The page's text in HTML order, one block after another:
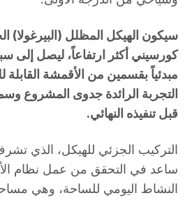
سيكون الهيكل المظلل (البيرغولا)
كورسيني أكثر ارتفاعاً، ليصل إلى
مبدئياً بقسمين من الأقمشة
التجربة الرائدة جدوى المشروع
قبل تنفيذه النهائي.
التركيب الجزئي للهيكل، الذي
ساعد في التحقق من عمل نظام
النشاط اليومي للساحة، وهي